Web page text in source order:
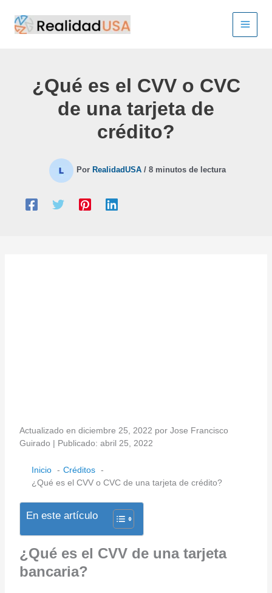
contenido
¿Qué es el CVV o CVC
de una tarjeta de
crédito?
Por RealidadUSA / 8 minutos de lectura
Actualizado en diciembre 25, 2022 por Jose Francisco
Guirado | Publicado: abril 25, 2022
Inicio
Créditos
¿Qué es el CVV o CVC de una tarjeta de crédito?
En este artículo
¿Qué es el CVV de una tarjeta
bancaria?